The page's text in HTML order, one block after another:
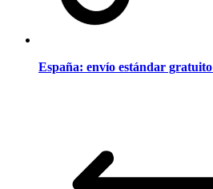
España: envío estándar gratuito